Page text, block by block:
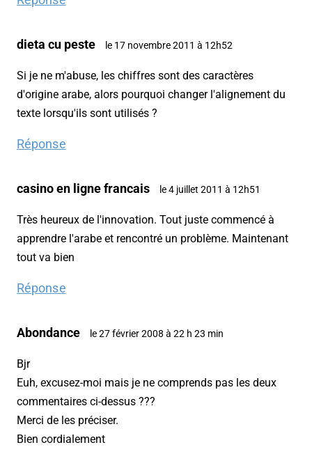
dieta cu peste le 17 novembre 2011 à 12h52
Si je ne m'abuse, les chiffres sont des caractères
d'origine arabe, alors pourquoi changer l'alignement du
texte lorsqu'ils sont utilisés ?
Réponse
casino en ligne francais le 4 juillet 2011 à 12h51
Très heureux de l'innovation. Tout juste commencé à
apprendre l'arabe et rencontré un problème. Maintenant
tout va bien
Réponse
Abondance le 27 février 2008 à 22 h 23 min
Bjr
Euh, excusez-moi mais je ne comprends pas les deux
commentaires ci-dessus ???
Merci de les préciser.
Bien cordialement